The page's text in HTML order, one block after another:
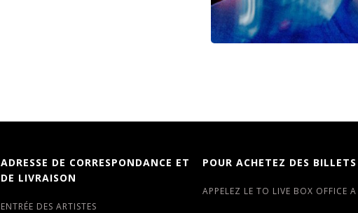
ADRESSE DE CORRESPONDANCE ET
DE LIVRAISON
ENTRÉE DES ARTISTES
POUR ACHETEZ DES BILLETS
APPELEZ LE TO LIVE BOX OFFICE A